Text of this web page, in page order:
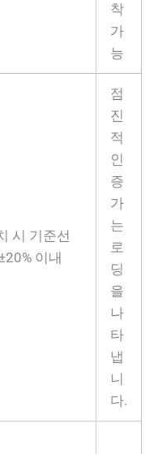
착
가
능
시 기준선
이내
점
진
적
인
증
가
는
로
딩
을
나
타
냅
니
다.